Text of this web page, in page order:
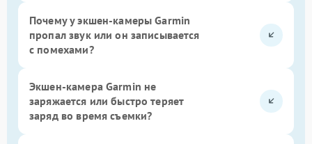
Почему у экшен-камеры Garmin
пропал звук или он записывается
с помехами?
Экшен-камера Garmin не
заряжается или быстро теряет
заряд во время съемки?